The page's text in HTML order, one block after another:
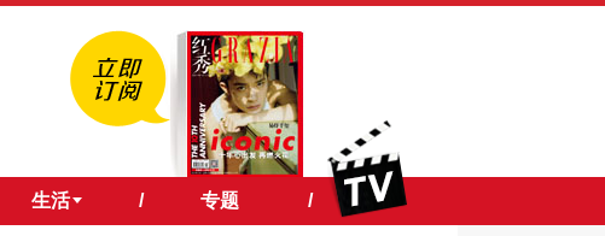
生活 / 专题 /